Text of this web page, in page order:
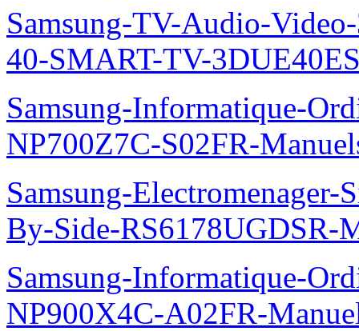
Samsung-TV-Audio-
40-SMART-TV-
Samsung-Informatique-
NP700Z7C-S02FR-
Samsung-
By-Side-RS6178UGDSR-
Samsung-Informatique-
NP900X4C-A02FR-